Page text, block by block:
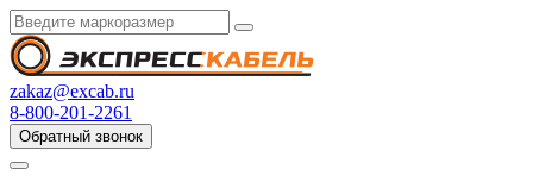
zakaz@excab.ru
8-800-201-2261
Обратный звонок